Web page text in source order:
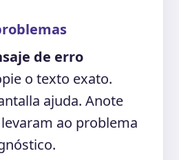
de erro
o texto exato.
ajuda. Anote
ao problema